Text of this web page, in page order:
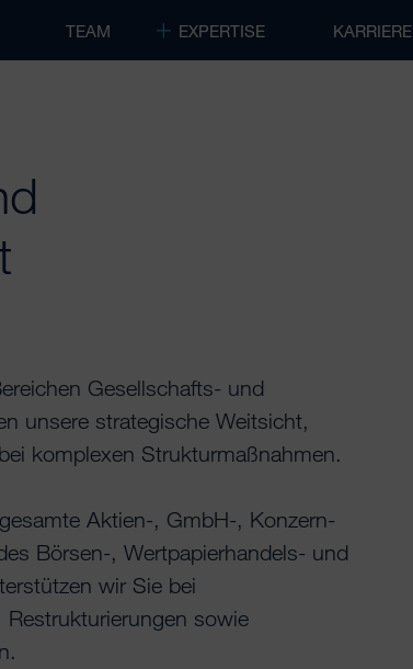
TEAM EXPERTISE KARRIERE
Gesellschafts- und
unsere strategische Weitsicht,
komplexen Strukturmaßnahmen.
Aktien-, GmbH-, Konzern-
Börsen-, Wertpapierhandels- und
wir Sie bei
sowie